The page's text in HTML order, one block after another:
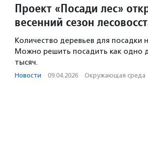
Проект «Посади лес»
весенний сезон
Количество деревьев для посадки
Можно решить посадить как одно
тысяч.
Новости · 09.04.2026 · Окружающая среда